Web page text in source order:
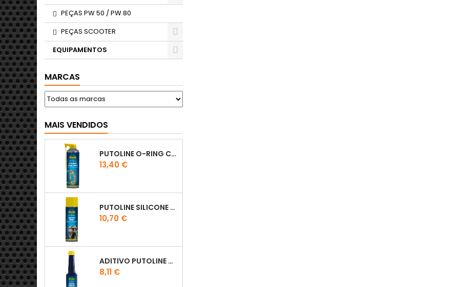
PEÇAS PW 50 / PW 80
PEÇAS SCOOTER
EQUIPAMENTOS
MARCAS
MAIS VENDIDOS
PUTOLINE O-RING CHAIN LUBE - SPRAY CORRENTE - 0,5 LT
Preço
13,40 €
PUTOLINE SILICONE SPRAY
Preço
10,70 €
ADITIVO PUTOLINE OCTANE BOOSTER 150ML
Preço
8,11 €